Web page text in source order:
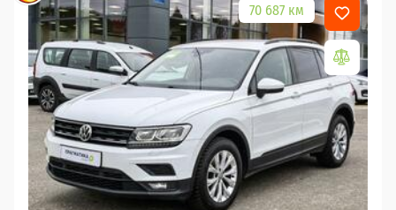
70 687 км